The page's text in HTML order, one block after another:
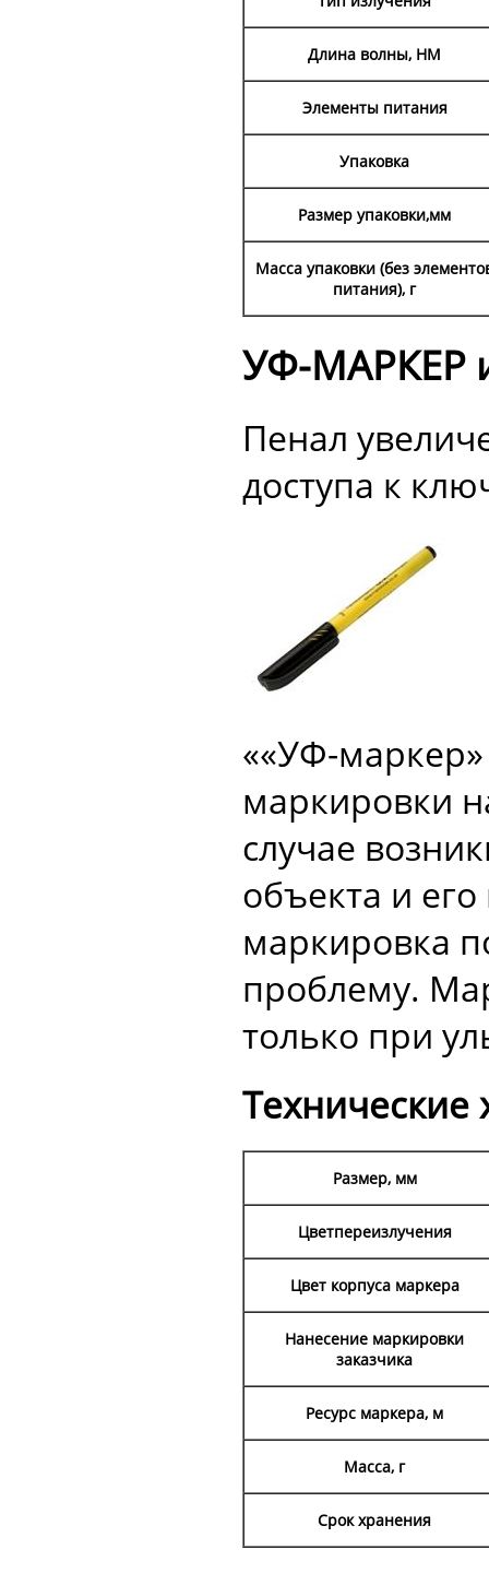
Длина волны, НМ
Элементы питания
Упаковка
Размер упаковки,мм
Масса упаковки (без
питания), г
УФ-МАРКЕР
Пенал
доступа к
««УФ-
маркировки
случае
объекта и
маркировка
проблему.
только при
Технические
Размер, мм
Цветпереизлучения
Цвет корпуса маркера
Нанесение маркировки
заказчика
Ресурс маркера, м
Масса, г
Срок хранения